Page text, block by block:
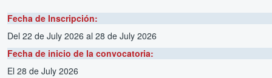
Fecha de Inscripción:
Del 22 de July 2026 al 28 de July 2026
Fecha de inicio de la convocatoria:
El 28 de July 2026